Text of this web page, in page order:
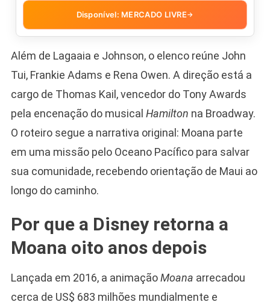
Disponível: MERCADO LIVRE→
Além de Lagaaia e Johnson, o elenco reúne John
Tui, Frankie Adams e Rena Owen. A direção está a
cargo de Thomas Kail, vencedor do Tony Awards
pela encenação do musical Hamilton na Broadway.
O roteiro segue a narrativa original: Moana parte
em uma missão pelo Oceano Pacífico para salvar
sua comunidade, recebendo orientação de Maui ao
longo do caminho.
Por que a Disney retorna a
Moana oito anos depois
Lançada em 2016, a animaçãoMoana arrecadou
cerca de US$ 683 milhões mundialmente e